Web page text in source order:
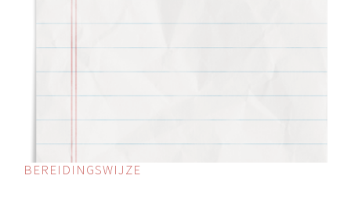
BEREIDINGSWIJZE